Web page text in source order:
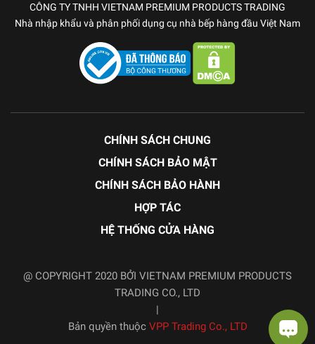
CÔNG TY TNHH VIETNAM PREMIUM PRODUCTS TRADING
Nhà nhập khẩu và phân phối dụng cụ nhà bếp hàng đầu Việt Nam
CHÍNH SÁCH CHUNG
CHÍNH SÁCH BẢO MẬT
CHÍNH SÁCH BẢO HÀNH
HỢP TÁC
HỆ THỐNG CỬA HÀNG
@ COPYRIGHT 2020 BỞI VIETNAM PREMIUM PRODUCTS
TRADING CO., LTD
|
Bản quyền thuộc VPP Trading Co., LTD